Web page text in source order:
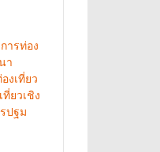
ารท่อง
า
งเที่ยว
ยวเชิง
ปฐม